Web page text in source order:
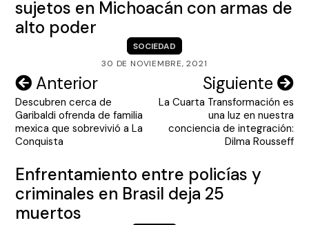
sujetos en Michoacán con armas de
alto poder
SOCIEDAD
30 DE NOVIEMBRE, 2021
Navegación
de
entradas
Anterior
Descubren cerca de
Garibaldi ofrenda de familia
mexica que sobrevivió a La
Conquista
Siguiente
La Cuarta Transformación es
una luz en nuestra
conciencia de integración:
Dilma Rousseff
Enfrentamiento entre policías y
criminales en Brasil deja 25
muertos